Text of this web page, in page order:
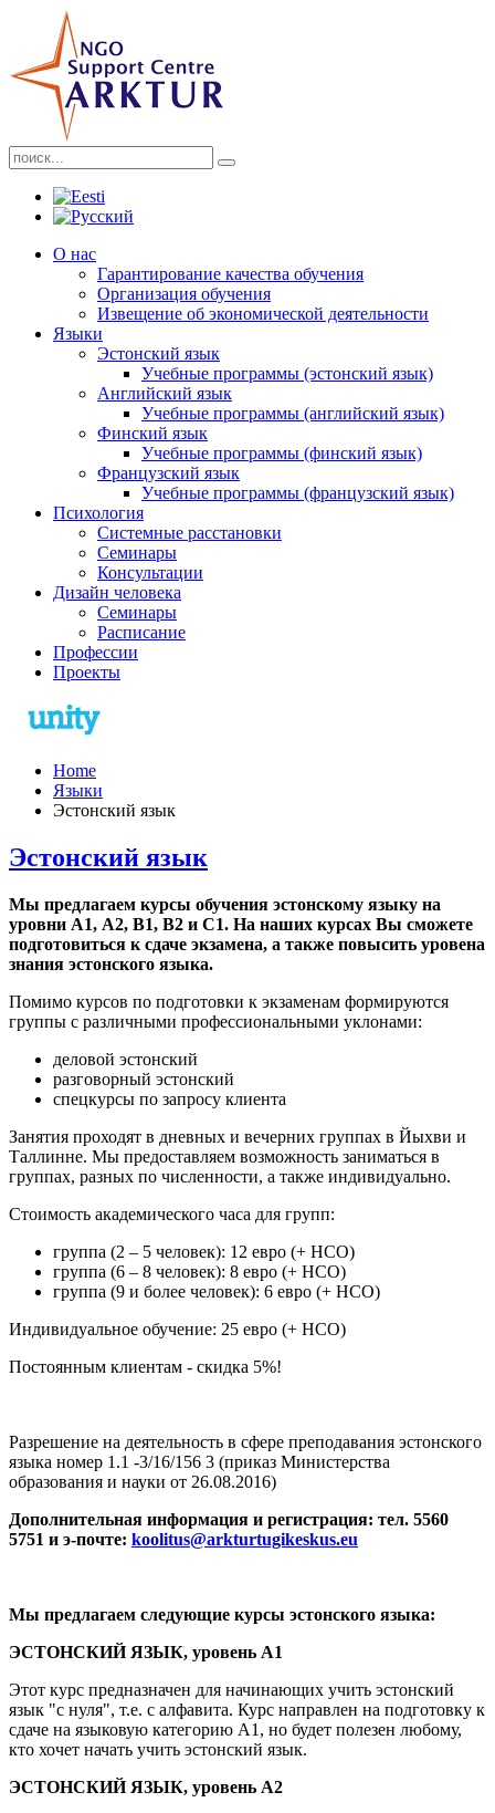
О нас
Гарантирование качества обучения
Организация обучения
Извещение об экономической деятельности
Языки
Эстонский язык
Учебные программы (эстонский язык)
Английский язык
Учебные программы (английский язык)
Финский язык
Учебные программы (финский язык)
Французский язык
Учебные программы (французский язык)
Психология
Системные расстановки
Семинары
Консультации
Дизайн человека
Семинары
Расписание
Профессии
Проекты
Home
Языки
Эстонский язык
Эстонский язык
Мы предлагаем курсы обучения эстонскому языку на
уровни A1, А2, B1, В2 и C1. На наших курсах Вы сможете
подготовиться к сдаче экзамена, а также повысить уровена
знания эстонского языка.
Помимо курсов по подготовки к экзаменам формируются
группы с различными профессиональными уклонами:
деловой эстонский
разговорный эстонский
спецкурсы по запросу клиента
Занятия проходят в дневных и вечерних группах в Йыхви и
Таллинне. Мы предоставляем возможность заниматься в
группах, разных по численности, а также индивидуально.
Cтоимость академического часа для групп:
группа (2 – 5 человек): 12 евро (+ НСО)
группа (6 – 8 человек): 8 евро (+ НСО)
группа (9 и более человек): 6 евро (+ НСО)
Индивидуальное обучение: 25 евро (+ НСО)
Постоянным клиентам - скидка 5%!
Разрешение на деятельность в сфере преподавания эстонского
языка номер 1.1 -3/16/156 3 (приказ Министерства
образования и науки от 26.08.2016)
Дополнительная информация и регистрация: тел. 5560
5751 и э-почте: koolitus@arkturtugikeskus.eu
Мы предлагаем следующие курсы эстонского языка:
ЭСТОНСКИЙ ЯЗЫК, уровень А1
Этот курс предназначен для начинающих учить эстонский
язык "с нуля", т.е. с алфавита. Курс направлен на подготовку к
сдаче на языковую категорию А1, но будет полезен любому,
кто хочет начать учить эстонский язык.
ЭСТОНСКИЙ ЯЗЫК, уровень А2